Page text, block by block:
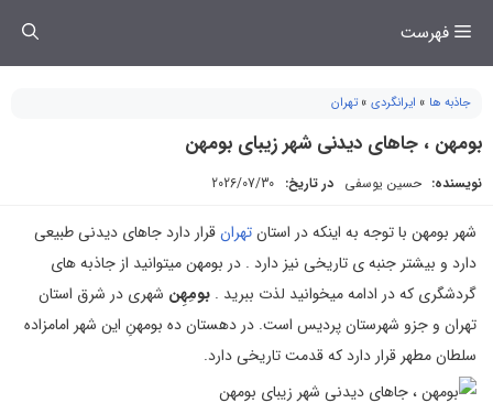
فهرست
جاذبه ها » ایرانگردی » تهران
بومهن ، جاهای دیدنی شهر زیبای بومهن
نویسنده: حسین یوسفی در تاریخ: 2026/07/30
شهر بومهن با توجه به اینکه در استانتهرانقرار دارد جاهای دیدنی طبیعی
دارد و بیشتر جنبه ی تاریخی نیز دارد . در بومهن میتوانید از جاذبه های
گردشگری که در ادامه میخوانید لذت ببرید . بومِهِن شهری در شرق استان
تهران و جزو شهرستان پردیس است. در دهستان ده بومهنِ این شهر امامزاده
سلطان مطهر قرار دارد که قدمت تاریخی دارد.